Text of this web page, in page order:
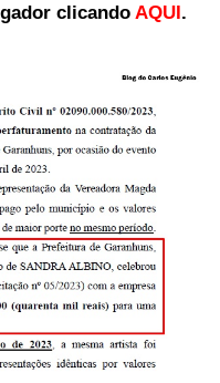
clicando AQUI.